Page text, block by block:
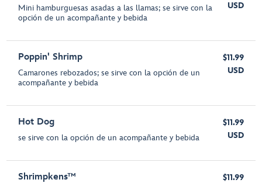
Mini hamburguesas asadas a las llamas; se sirve con la
opción de un acompañante y bebida
USD
Poppin' Shrimp
Camarones rebozados; se sirve con la opción de un
acompañante y bebida
$11.99
USD
Hot Dog
se sirve con la opción de un acompañante y bebida
$11.99
USD
Shrimpkens™
$11.99